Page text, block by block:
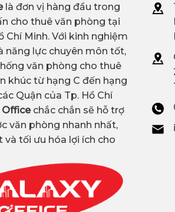
là đơn vị hàng đầu trong
cho thuê văn phòng tại
Chí Minh. Với kinh nghiệm
năng lực chuyên môn tốt,
văn phòng cho thuê
khúc từ hạng C đến hạng
Quận của Tp. Hồ Chí
Office chắc chắn sẽ hỗ trợ
văn phòng nhanh nhất,
và tối ưu hóa lợi ích cho